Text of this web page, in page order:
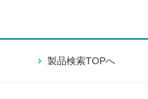
製品検索TOPへ